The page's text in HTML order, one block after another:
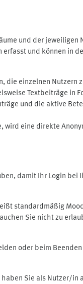
und der
und können in
die einzelnen
Textbeiträge in
und die aktive
eine direkte
damit Ihr Login
standardmäßig
Sie nicht zu
oder beim
Sie als Nutzer/in